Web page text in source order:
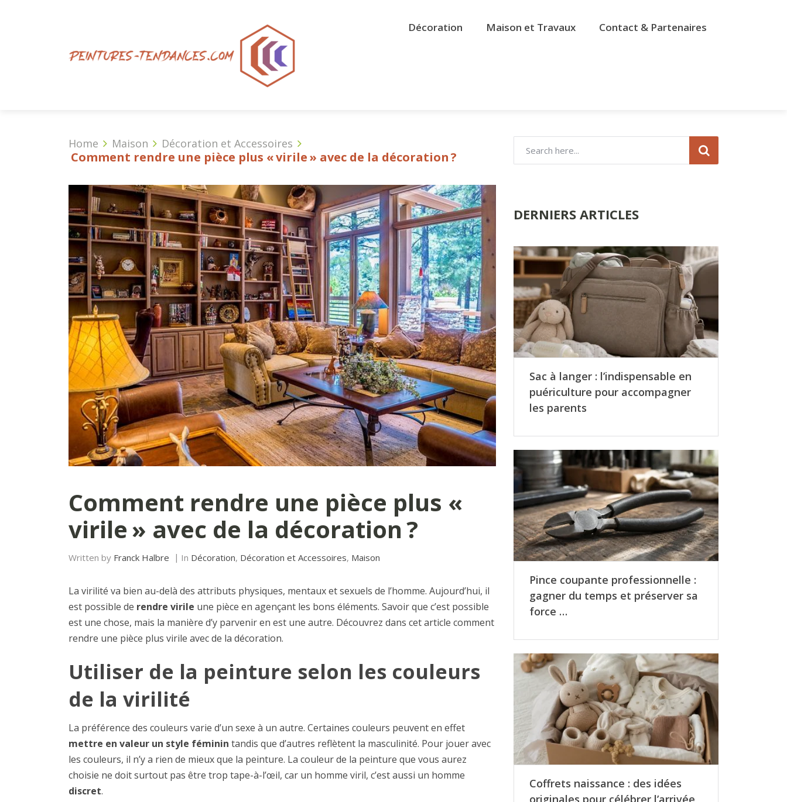
Décoration Maison et Travaux Contact & Partenaires
Home Maison Décoration et Accessoires
Comment rendre une pièce plus « virile » avec de la décoration ?
Comment rendre une pièce plus «
virile » avec de la décoration ?
Written by Franck Halbre In Décoration, Décoration et Accessoires, Maison
La virilité va bien au-delà des attributs physiques, mentaux et sexuels de l’homme. Aujourd’hui, il
est possible de rendre virile une pièce en agençant les bons éléments. Savoir que c’est possible
est une chose, mais la manière d’y parvenir en est une autre. Découvrez dans cet article comment
rendre une pièce plus virile avec de la décoration.
Utiliser de la peinture selon les couleurs
de la virilité
La préférence des couleurs varie d’un sexe à un autre. Certaines couleurs peuvent en effet
mettre en valeur un style féminin tandis que d’autres reflètent la masculinité. Pour jouer avec
les couleurs, il n’y a rien de mieux que la peinture. La couleur de la peinture que vous aurez
choisie ne doit surtout pas être trop tape-à-l’œil, car un homme viril, c’est aussi un homme
discret.
DERNIERS ARTICLES
Sac à langer : l’indispensable en
puériculture pour accompagner
les parents
Pince coupante professionnelle :
gagner du temps et préserver sa
force …
Coffrets naissance : des idées
originales pour célébrer l’arrivée